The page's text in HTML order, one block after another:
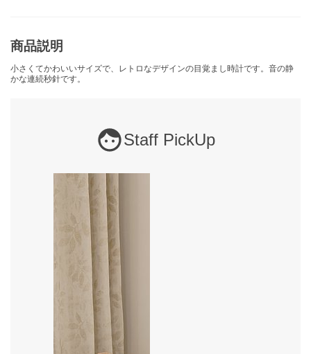
商品説明
小さくてかわいいサイズで、レトロなデザインの目覚まし時計です。音の静
かな連続秒針です。
Staff PickUp